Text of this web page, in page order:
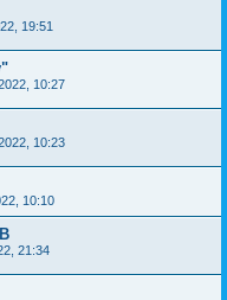
19:51
10:27
10:23
10:10
21:34